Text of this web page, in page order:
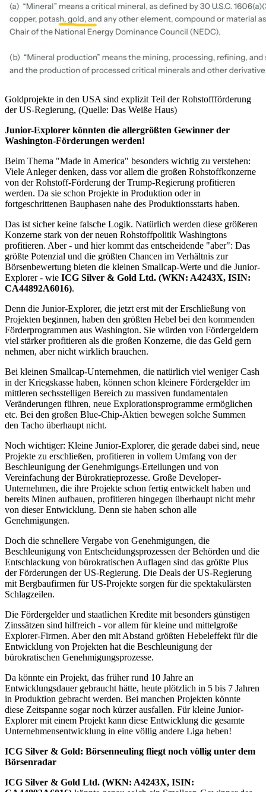
Goldprojekte in den USA sind explizit Teil der Rohstoffförderung
der US-Regierung, (Quelle: Das Weiße Haus)
Junior-Explorer könnten die allergrößten Gewinner der
Washington-Förderungen werden!
Beim Thema "Made in America" besonders wichtig zu verstehen:
Viele Anleger denken, dass vor allem die großen Rohstoffkonzerne
von der Rohstoff-Förderung der Trump-Regierung profitieren
werden. Da sie schon Projekte in Produktion oder in
fortgeschrittenen Bauphasen nahe des Produktionsstarts haben.
Das ist sicher keine falsche Logik. Natürlich werden diese größeren
Konzerne stark von der neuen Rohstoffpolitik Washingtons
profitieren. Aber - und hier kommt das entscheidende "aber": Das
größte Potenzial und die größten Chancen im Verhältnis zur
Börsenbewertung bieten die kleinen Smallcap-Werte und die Junior-
Explorer - wie ICG Silver & Gold Ltd. (WKN: A4243X, ISIN:
CA44892A6016).
Denn die Junior-Explorer, die jetzt erst mit der Erschließung von
Projekten beginnen, haben den größten Hebel bei den kommenden
Förderprogrammen aus Washington. Sie würden von Fördergeldern
viel stärker profitieren als die großen Konzerne, die das Geld gern
nehmen, aber nicht wirklich brauchen.
Bei kleinen Smallcap-Unternehmen, die natürlich viel weniger Cash
in der Kriegskasse haben, können schon kleinere Fördergelder im
mittleren sechsstelligen Bereich zu massiven fundamentalen
Veränderungen führen, neue Explorationsprogramme ermöglichen
etc. Bei den großen Blue-Chip-Aktien bewegen solche Summen
den Tacho überhaupt nicht.
Noch wichtiger: Kleine Junior-Explorer, die gerade dabei sind, neue
Projekte zu erschließen, profitieren in vollem Umfang von der
Beschleunigung der Genehmigungs-Erteilungen und von
Vereinfachung der Bürokratieprozesse. Große Developer-
Unternehmen, die ihre Projekte schon fertig entwickelt haben und
bereits Minen aufbauen, profitieren hingegen überhaupt nicht mehr
von dieser Entwicklung. Denn sie haben schon alle
Genehmigungen.
Doch die schnellere Vergabe von Genehmigungen, die
Beschleunigung von Entscheidungsprozessen der Behörden und die
Entschlackung von bürokratischen Auflagen sind das größte Plus
der Förderungen der US-Regierung. Die Deals der US-Regierung
mit Bergbaufirmen für US-Projekte sorgen für die spektakulärsten
Schlagzeilen.
Die Fördergelder und staatlichen Kredite mit besonders günstigen
Zinssätzen sind hilfreich - vor allem für kleine und mittelgroße
Explorer-Firmen. Aber den mit Abstand größten Hebeleffekt für die
Entwicklung von Projekten hat die Beschleunigung der
bürokratischen Genehmigungsprozesse.
Da könnte ein Projekt, das früher rund 10 Jahre an
Entwicklungsdauer gebraucht hätte, heute plötzlich in 5 bis 7 Jahren
in Produktion gebracht werden. Bei manchen Projekten könnte
diese Zeitspanne sogar noch kürzer ausfallen. Für kleine Junior-
Explorer mit einem Projekt kann diese Entwicklung die gesamte
Unternehmensentwicklung in eine völlig andere Liga heben!
ICG Silver & Gold: Börsenneuling fliegt noch völlig unter dem
Börsenradar
ICG Silver & Gold Ltd. (WKN: A4243X, ISIN: